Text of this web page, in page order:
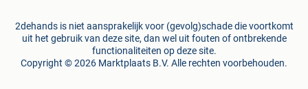
2dehands is niet aansprakelijk voor (gevolg)schade die voortkomt
uit het gebruik van deze site, dan wel uit fouten of ontbrekende
functionaliteiten op deze site.
Copyright © 2026 Marktplaats B.V. Alle rechten voorbehouden.